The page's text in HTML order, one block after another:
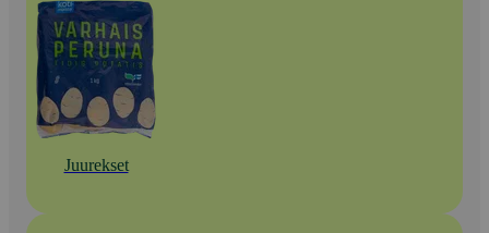
Juurekset